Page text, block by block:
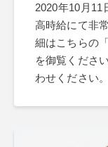
2020年10月11
高時給にて非
細はこちらの
を御覧くださ
わせくださ